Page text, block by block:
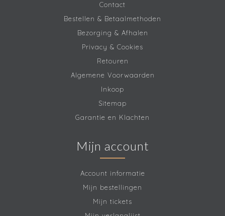
Contact
Bestellen & Betaalmethoden
Bezorging & Afhalen
Privacy & Cookies
Retouren
Algemene Voorwaarden
Inkoop
Sitemap
Garantie en Klachten
Mijn account
Account informatie
Mijn bestellingen
Mijn tickets